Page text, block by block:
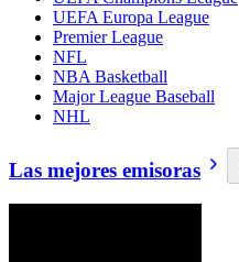
UEFA Europa League
Premier League
NFL
NBA Basketball
Major League Baseball
NHL
Las mejores emisoras